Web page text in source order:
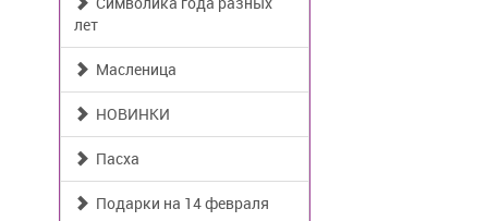
лет
Масленица
НОВИНКИ
Пасха
Подарки на 14 февраля